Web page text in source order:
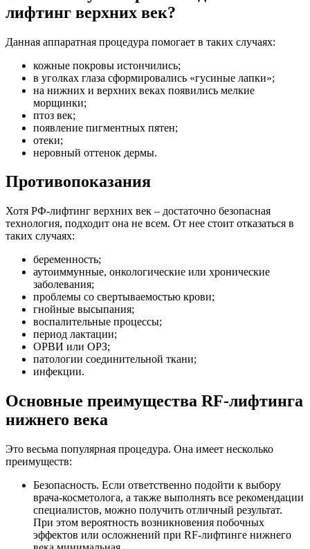
лифтинг верхних век?
Данная аппаратная процедура помогает в таких случаях:
кожные покровы истончились;
в уголках глаза сформировались «гусиные лапки»;
на нижних и верхних веках появились мелкие
морщинки;
птоз век;
появление пигментных пятен;
отеки;
неровный оттенок дермы.
Противопоказания
Хотя РФ-лифтинг верхних век – достаточно безопасная
технология, подходит она не всем. От нее стоит отказаться в
таких случаях:
беременность;
аутоиммунные, онкологические или хронические
заболевания;
проблемы со свертываемостью крови;
гнойные высыпания;
воспалительные процессы;
период лактации;
ОРВИ или ОРЗ;
патологии соединительной ткани;
инфекции.
Основные преимущества RF-лифтинга
нижнего века
Это весьма популярная процедура. Она имеет несколько
преимуществ:
Безопасность. Если ответственно подойти к выбору
врача-косметолога, а также выполнять все рекомендации
специалистов, можно получить отличный результат.
При этом вероятность возникновения побочных
эффектов или осложнений при RF-лифтинге нижнего